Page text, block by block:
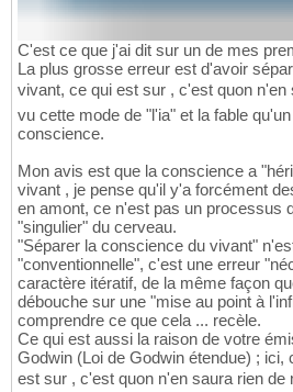
C'est ce que j'ai dit sur un de mes
La plus grosse erreur est d'avoir
vivant, ce qui est sur , c'est quon
vu cette mode de "l'ia" et la fable
conscience.
Mon avis est que la conscience a
vivant , je pense qu'il y'a forcément
en amont, ce n'est pas un processus
"singulier" du cerveau.
"Séparer la conscience du vivant"
"conventionnelle", c'est une erreur
caractère itératif, de la même façon
débouche sur une "mise au point à
comprendre ce que cela ... recèle.
Ce qui est aussi la raison de votre
Godwin (Loi de Godwin étendue) ; ici,
est sur , c'est quon n'en saura rien